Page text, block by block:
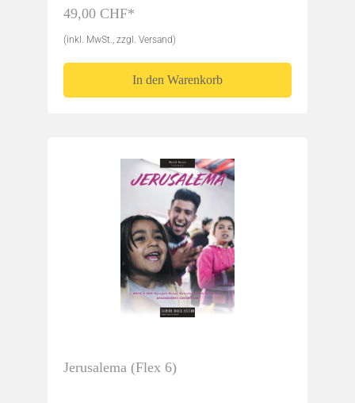
49,00 CHF*
(inkl. MwSt., zzgl. Versand)
In den Warenkorb
Jerusalema (Flex 6)